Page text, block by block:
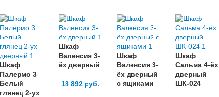
Шкаф
Палермо 3
Белый
глянец 2-ух
Шкаф
Валенсия 3-
ёх дверный
18 892 руб.
Шкаф
Валенсия 3-
ёх дверный
с ящиками
Шкаф
Сальма 4-ёх
дверный
ШК-024